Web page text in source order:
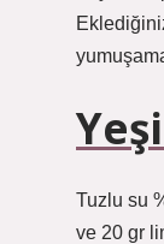
Tuzlu su
ve 20 gr